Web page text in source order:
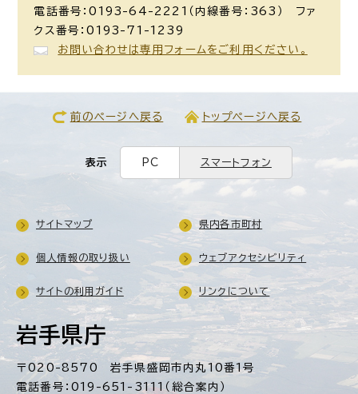
電話番号：0193-64-2221（内線番号：363） ファ
クス番号：0193-71-1239
お問い合わせは専用フォームをご利用ください。
前のページへ戻る トップページへ戻る
表示 PC スマートフォン
岩手県庁
〒020-8570 岩手県盛岡市内丸10番1号
電話番号：019-651-3111（総合案内）
サイトマップ 県内各市町村
個人情報の取り扱い ウェブアクセシビリティ
サイトの利用ガイド リンクについて